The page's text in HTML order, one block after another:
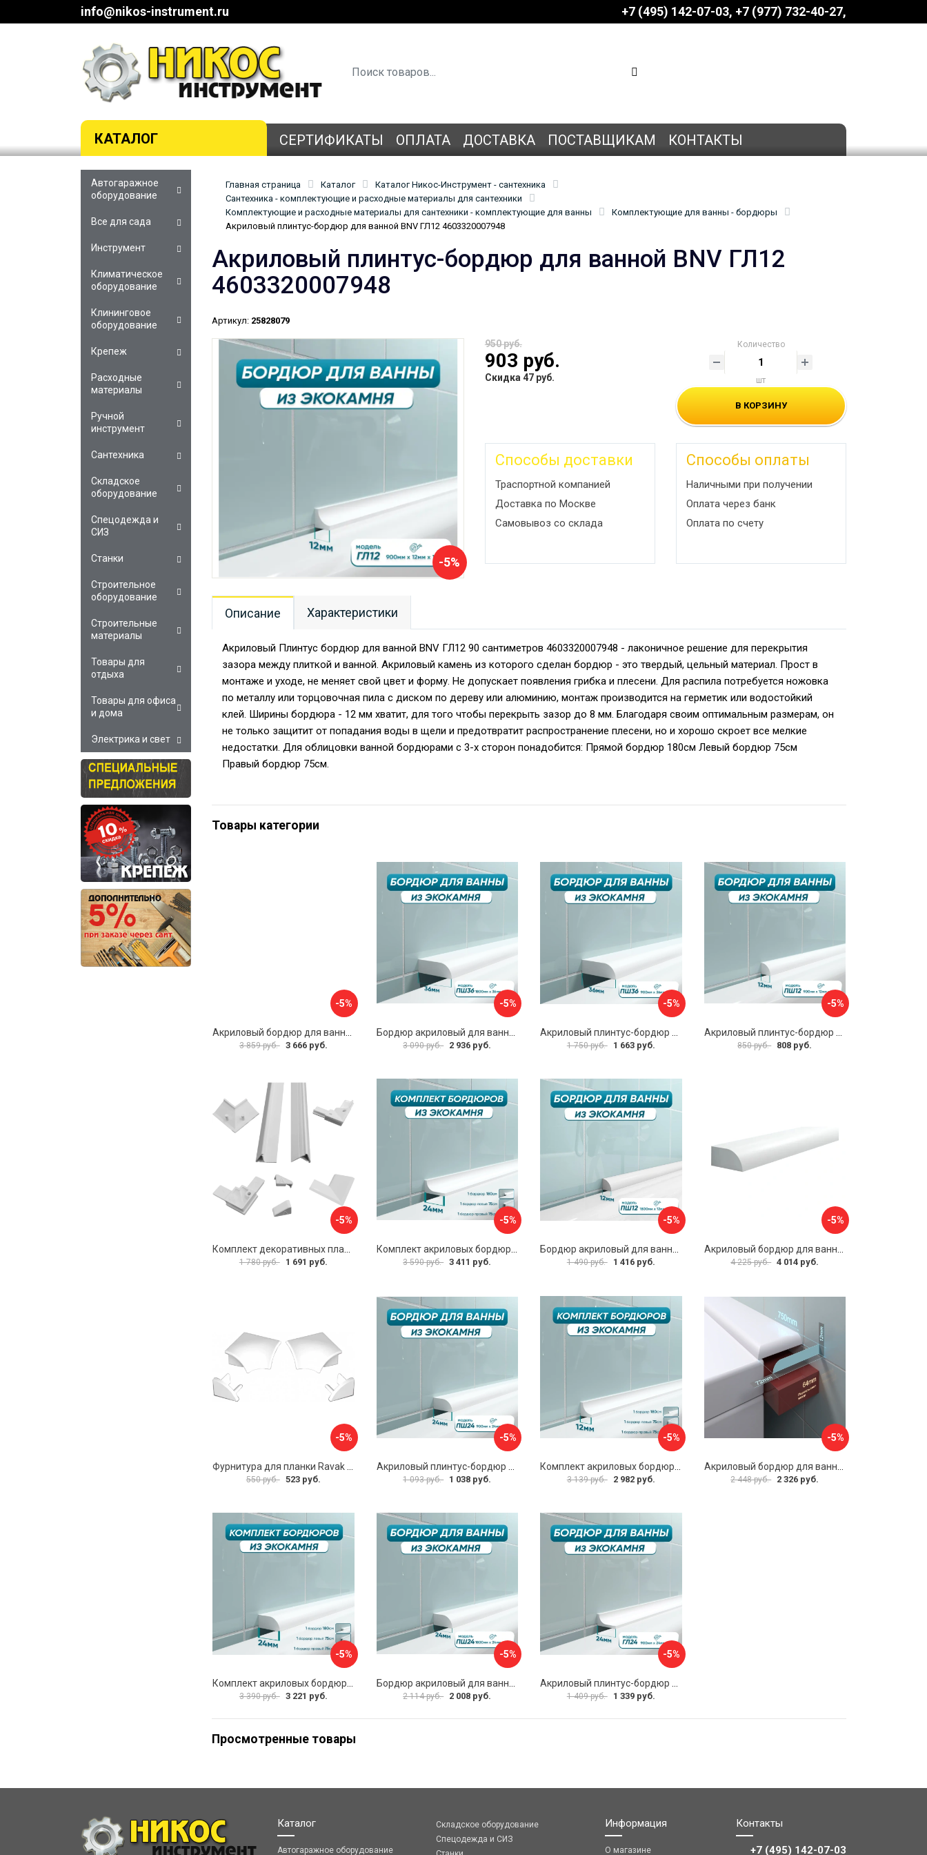
info@nikos-instrument.ru +7 (495) 142-07-03 ‎‎+7 (977) 732-40-27
КАТАЛОГ СЕРТИФИКАТЫ ОПЛАТА ДОСТАВКА ПОСТАВЩИКАМ КОНТАКТЫ
Главная страница Каталог
Каталог Никос-Инструмент - сантехника
Сантехника - комплектующие и расходные материалы для сантехники
Комплектующие и расходные материалы для сантехники - комплектующие для ванны
Комплектующие для ванны - бордюры
Акриловый плинтус-бордюр для ванной BNV ГЛ12 4603320007948
Акриловый плинтус-бордюр для ванной BNV ГЛ12
4603320007948
Артикул: 25828079
-5%
950 руб.
903 руб.
Скидка 47 руб.
Количество
шт
В КОРЗИНУ
Способы доставки
Траспортной компанией
Доставка по Москве
Самовывоз со склада
Способы оплаты
Наличными при получении
Оплата через банк
Оплата по счету
Описание Характеристики
Акриловый Плинтус бордюр для ванной BNV ГЛ12 90 сантиметров 4603320007948 - лаконичное решение для перекрытия
зазора между плиткой и ванной. Акриловый камень из которого сделан бордюр - это твердый, цельный материал. Прост в
монтаже и уходе, не меняет свой цвет и форму. Не допускает появления грибка и плесени. Для распила потребуется ножовка
по металлу или торцовочная пила с диском по дереву или алюминию, монтаж производится на герметик или водостойкий
клей. Ширины бордюра - 12 мм хватит, для того чтобы перекрыть зазор до 8 мм. Благодаря своим оптимальным размерам, он
не только защитит от попадания воды в щели и предотвратит распространение плесени, но и хорошо скроет все мелкие
недостатки. Для облицовки ванной бордюрами с 3-х сторон понадобится: Прямой бордюр 180см Левый бордюр 75см
Правый бордюр 75см.
Товары категории
-5%
3 859 руб. 3 666 руб.
-5%
3 090 руб. 2 936 руб.
-5%
1 750 руб. 1 663 руб.
-5%
850 руб. 808 руб.
-5%
Комплект декоративных планок для ванн и поддонов ALTASAN KDP195
1 780 руб. 1 691 руб.
-5%
Комплект акриловых бордюров для ванной BNV ГБ24 4603312129474
3 590 руб. 3 411 руб.
-5%
Бордюр акриловый для ванны BNV ПШ12 4603320007511
1 490 руб. 1 416 руб.
-5%
Акриловый бордюр для ванны Волшебная палочка PSH1224 УТ000065228
4 225 руб. 4 014 руб.
-5%
550 руб. 523 руб.
-5%
1 093 руб. 1 038 руб.
-5%
3 139 руб. 2 982 руб.
-5%
2 448 руб. 2 326 руб.
-5%
3 390 руб. 3 221 руб.
-5%
2 114 руб. 2 008 руб.
-5%
1 409 руб. 1 339 руб.
Просмотренные товары
Автогаражное
оборудование
Все для сада
Инструмент
Климатическое
оборудование
Клининговое
оборудование
Крепеж
Расходные
материалы
Ручной
инструмент
Сантехника
Складское
оборудование
Спецодежда и
СИЗ
Станки
Строительное
оборудование
Строительные
материалы
Товары для
отдыха
Товары для офиса
и дома
Электрика и свет
Каталог
Автогаражное оборудование
Складское оборудование
Спецодежда и СИЗ
Информация
О магазине
Контакты
+7 (495) 142-07-03